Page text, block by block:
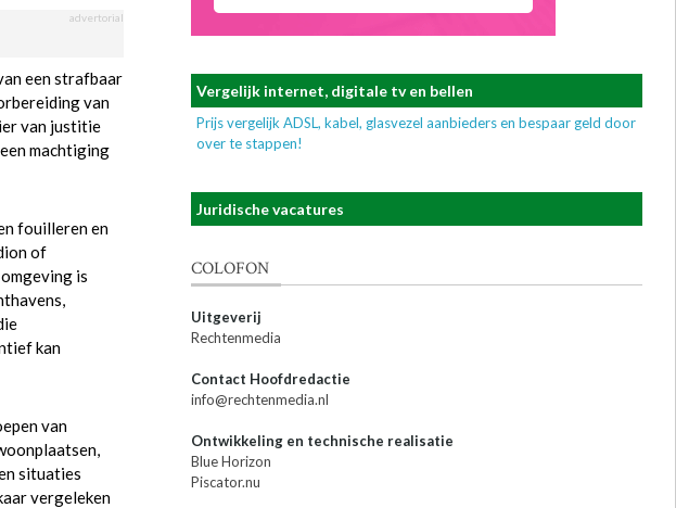
advertorial
een strafbaar
van
van justitie
machtiging
fouilleren en
of
is
kan
van
situaties
vergeleken
Vergelijk internet, digitale tv en bellen
Prijs vergelijk ADSL, kabel, glasvezel aanbieders en bespaar geld door
over te stappen!
Juridische vacatures
COLOFON
Uitgeverij
Rechtenmedia
Contact Hoofdredactie
info@rechtenmedia.nl
Ontwikkeling en technische realisatie
Blue Horizon
Piscator.nu